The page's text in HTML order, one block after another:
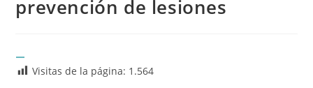
prevención de lesiones
Visitas de la página: 1.564